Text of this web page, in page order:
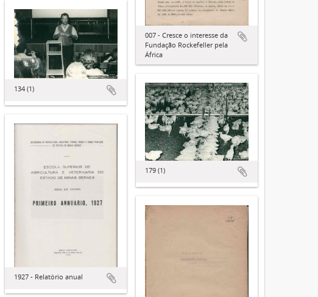
007 - Cresce o interesse da
Fundação Rockefeller pela
África
134 (1)
179 (1)
1927 - Relatório anual